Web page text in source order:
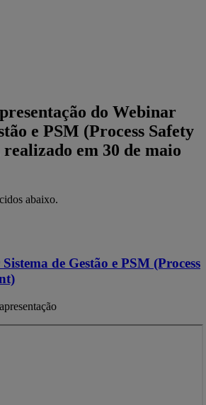
do Webinar
e PSM (Process Safety
em 30 de maio
abaixo.
de Gestão e PSM (Process